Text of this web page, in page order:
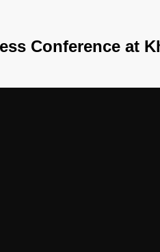
Conference at